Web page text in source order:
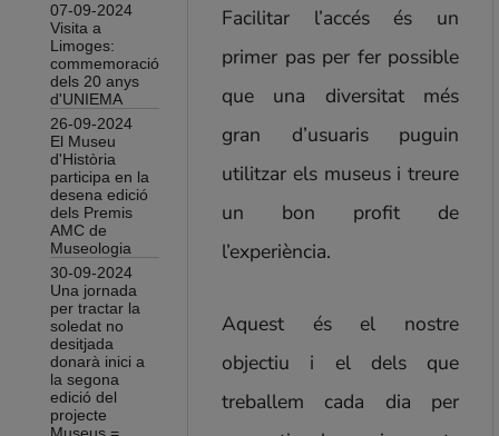
07-09-2024
Visita a
Limoges:
commemoració
dels 20 anys
d'UNIEMA
26-09-2024
El Museu
d'Història
participa en la
desena edició
dels Premis
AMC de
Museologia
30-09-2024
Una jornada
per tractar la
soledat no
desitjada
donarà inici a
la segona
edició del
projecte
Facilitar l’accés és un
primer pas per fer possible
que una diversitat més
gran d’usuaris puguin
utilitzar els museus i treure
un bon profit de
l’experiència.
Aquest és el nostre
objectiu i el dels que
treballem cada dia per